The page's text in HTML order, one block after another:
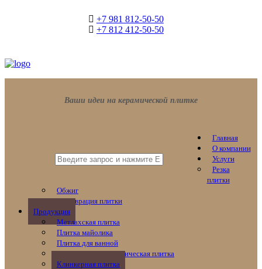
+7 981 812-50-50
+7 812 412-50-50
Ваши идеи на керамической плитке
Главная
О компании
Услуги
Резка
плитки
Обжиг
Реставрация плитки
Продукция
Метлахская плитка
Плитка майолика
Плитка для ванной
Эксклюзивная керамическая плитка
Клинкерная плитка